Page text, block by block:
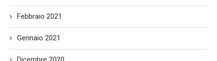
Febbraio 2021
Gennaio 2021